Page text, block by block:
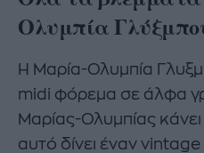
Ολυμπία
Η Μαρία-Ολυμπία
midi φόρεμα σε άλφα
Μαρίας-Ολυμπίας
αυτό δίνει έναν